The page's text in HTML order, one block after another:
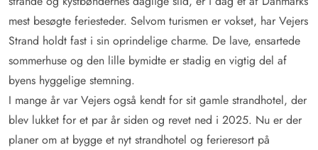
mest besøgte feriesteder. Selvom turismen er vokset, har Vejers
Strand holdt fast i sin oprindelige charme. De lave, ensartede
sommerhuse og den lille bymidte er stadig en vigtig del af
byens hyggelige stemning.
I mange år var Vejers også kendt for sit gamle strandhotel, der
blev lukket for et par år siden og revet ned i 2025. Nu er der
planer om at bygge et nyt strandhotel og ferieresort på